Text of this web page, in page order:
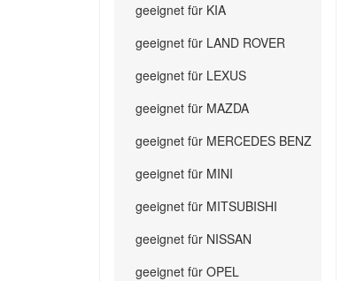
geeignet für KIA
geeignet für LAND ROVER
geeignet für LEXUS
geeignet für MAZDA
geeignet für MERCEDES BENZ
geeignet für MINI
geeignet für MITSUBISHI
geeignet für NISSAN
geeignet für OPEL